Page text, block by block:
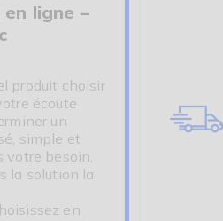
en ligne –
produit choisir
écoute
un
simple et
votre besoin,
la solution la
en